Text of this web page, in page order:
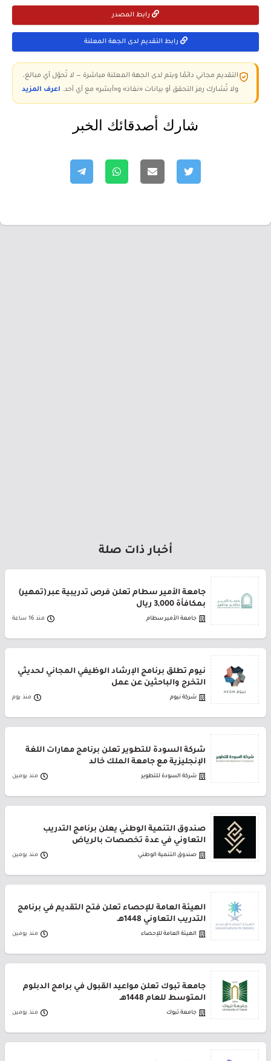
رابط المصدر
رابط التقديم لدى الجهة المعلنة
التقديم مجاني دائمًا ويتم لدى الجهة المعلنة مباشرة — لا تُحوّل أي مبالغ،
ولا تُشارك رمز التحقق أو بيانات «نفاذ» و«أبشر» مع أي أحد. اعرف المزيد
شارك أصدقائك الخبر
أخبار ذات صلة
جامعة الأمير سطام تعلن فرص تدريبية عبر (تمهير)
بمكافأة 3,000 ريال
جامعة الأمير سطام منذ 16 ساعة
نيوم تطلق برنامج الإرشاد الوظيفي المجاني لحديثي
التخرج والباحثين عن عمل
شركة نيوم منذ يوم
شركة السودة للتطوير تعلن برنامج مهارات اللغة
الإنجليزية مع جامعة الملك خالد
شركة السودة للتطوير منذ يومين
صندوق التنمية الوطني يعلن برنامج التدريب
التعاوني في عدة تخصصات بالرياض
صندوق التنمية الوطني منذ يومين
الهيئة العامة للإحصاء تعلن فتح التقديم في برنامج
التدريب التعاوني 1448هـ
الهيئة العامة للإحصاء منذ يومين
جامعة تبوك تعلن مواعيد القبول في برامج الدبلوم
المتوسط للعام 1448هـ
جامعة تبوك منذ يومين